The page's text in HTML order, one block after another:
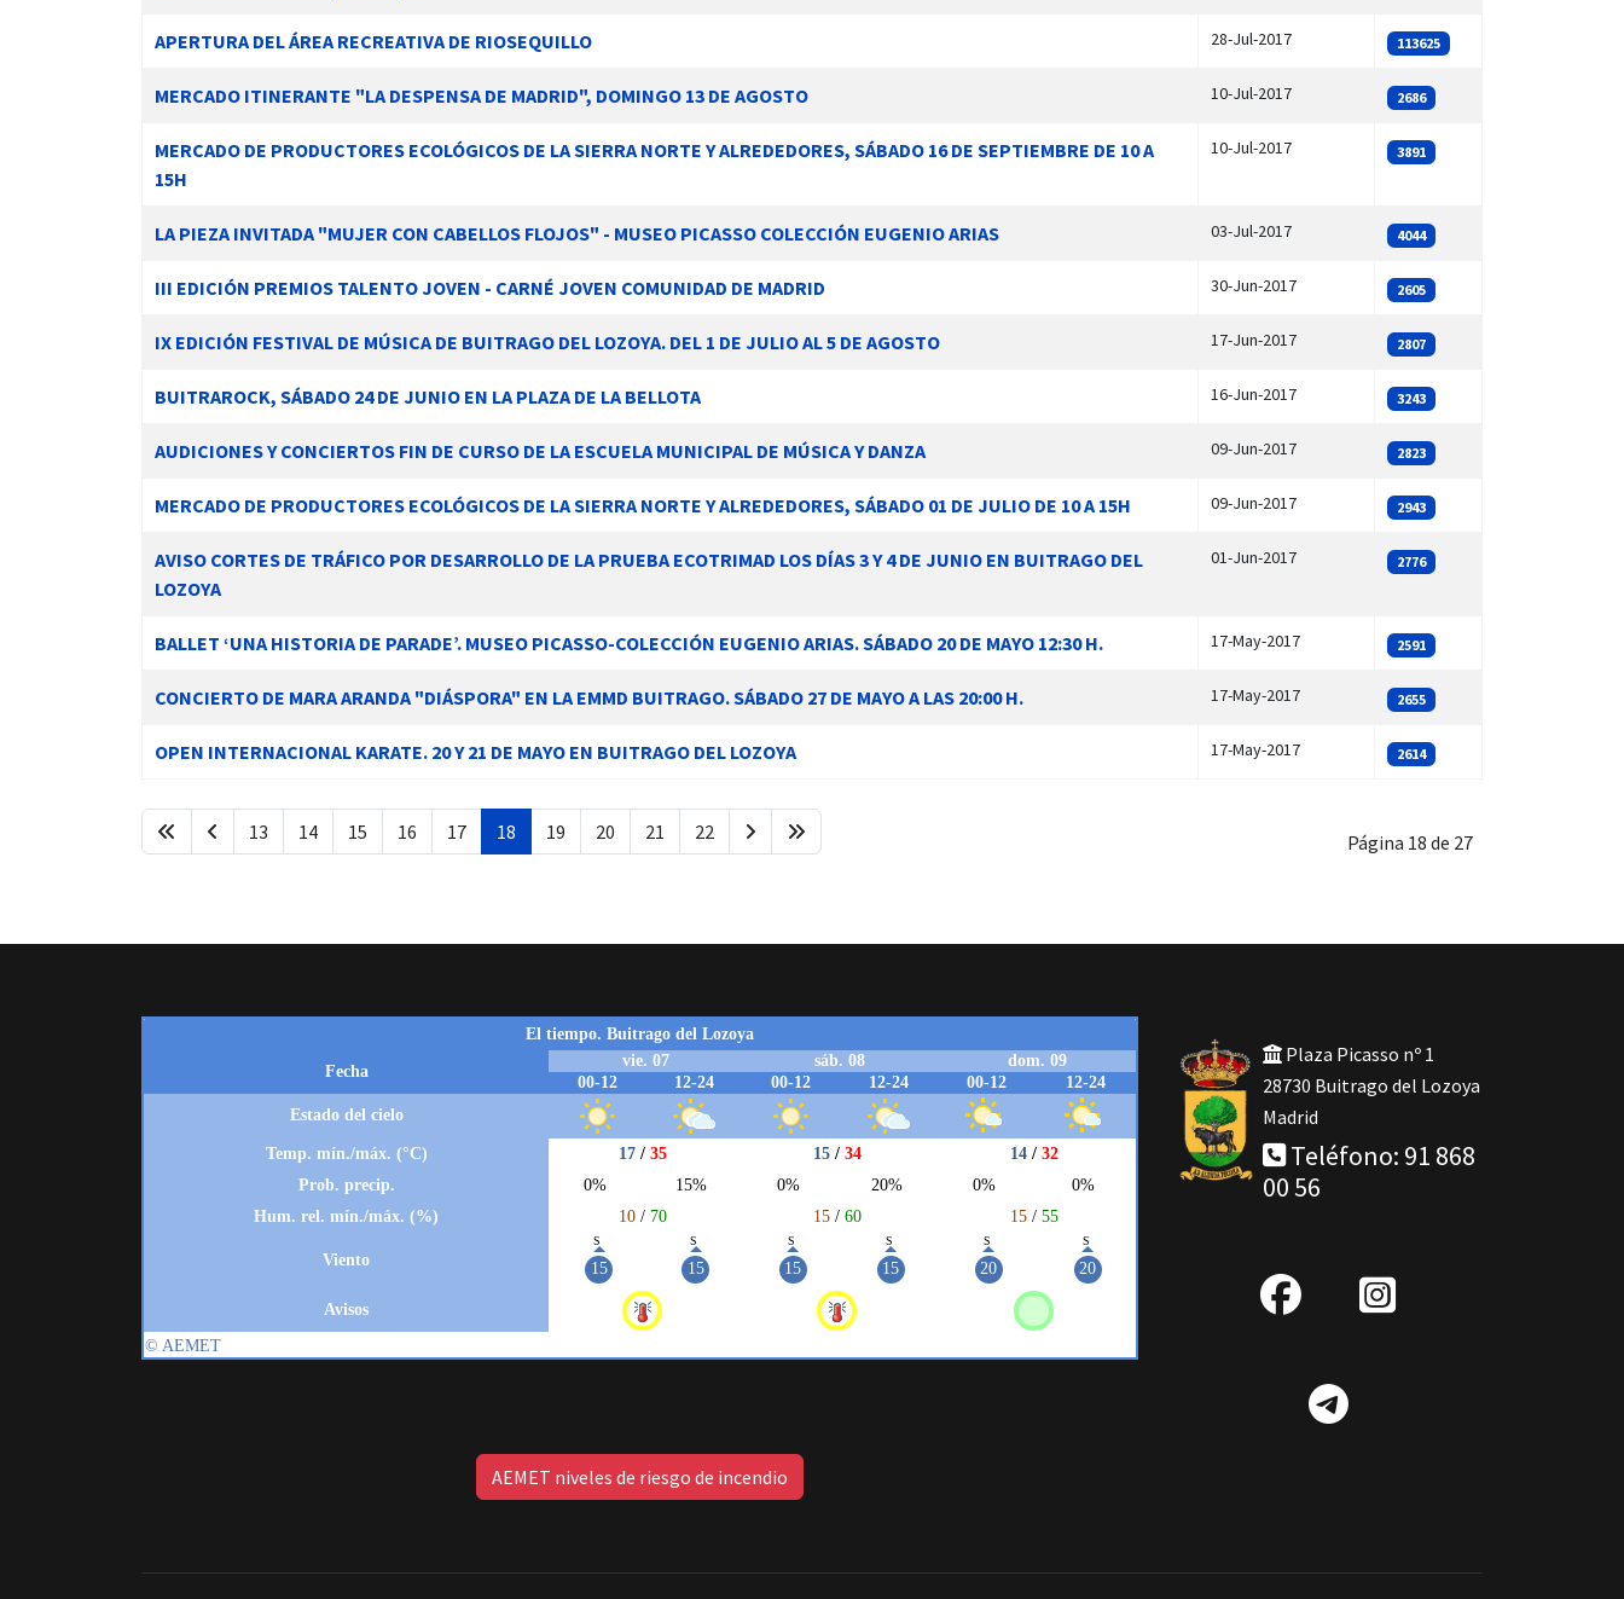
APERTURA DEL ÁREA RECREATIVA DE RIOSEQUILLO 28-Jul-2017 113625
MERCADO ITINERANTE "LA DESPENSA DE MADRID", DOMINGO 13 DE AGOSTO 10-Jul-2017 2686
MERCADO DE PRODUCTORES ECOLÓGICOS DE LA SIERRA NORTE Y ALREDEDORES, SÁBADO 16 DE SEPTIEMBRE DE 10 A
15H
10-Jul-2017 3891
LA PIEZA INVITADA "MUJER CON CABELLOS FLOJOS" - MUSEO PICASSO COLECCIÓN EUGENIO ARIAS 03-Jul-2017 4044
III EDICIÓN PREMIOS TALENTO JOVEN - CARNÉ JOVEN COMUNIDAD DE MADRID 30-Jun-2017 2605
IX EDICIÓN FESTIVAL DE MÚSICA DE BUITRAGO DEL LOZOYA. DEL 1 DE JULIO AL 5 DE AGOSTO 17-Jun-2017 2807
BUITRAROCK, SÁBADO 24 DE JUNIO EN LA PLAZA DE LA BELLOTA 16-Jun-2017 3243
AUDICIONES Y CONCIERTOS FIN DE CURSO DE LA ESCUELA MUNICIPAL DE MÚSICA Y DANZA 09-Jun-2017 2823
MERCADO DE PRODUCTORES ECOLÓGICOS DE LA SIERRA NORTE Y ALREDEDORES, SÁBADO 01 DE JULIO DE 10 A 15H 09-Jun-2017 2943
AVISO CORTES DE TRÁFICO POR DESARROLLO DE LA PRUEBA ECOTRIMAD LOS DÍAS 3 Y 4 DE JUNIO EN BUITRAGO DEL
LOZOYA
01-Jun-2017 2776
BALLET ‘UNA HISTORIA DE PARADE’. MUSEO PICASSO-COLECCIÓN EUGENIO ARIAS. SÁBADO 20 DE MAYO 12:30 H. 17-May-2017 2591
CONCIERTO DE MARA ARANDA "DIÁSPORA" EN LA EMMD BUITRAGO. SÁBADO 27 DE MAYO A LAS 20:00 H. 17-May-2017 2655
OPEN INTERNACIONAL KARATE. 20 Y 21 DE MAYO EN BUITRAGO DEL LOZOYA 17-May-2017 2614
Página 18 de 27
13 14 15 16 17 18 19 20 21 22
AEMET niveles de riesgo de incendio
Plaza Picasso nº 1
28730 Buitrago del Lozoya
Madrid
Teléfono: 91 868
00 56
fab
facebook
IG
Telegram